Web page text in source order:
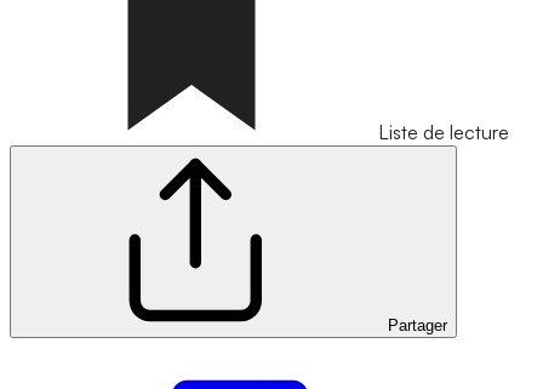
Liste de lecture
Partager